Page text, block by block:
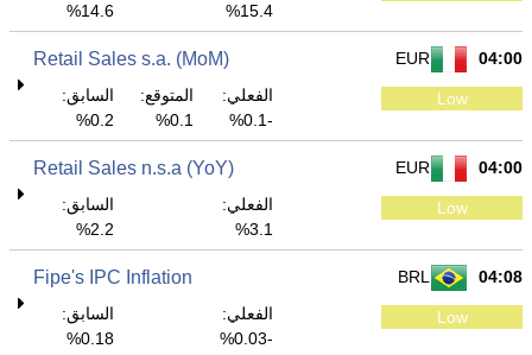
15.4%
14.6%
04:00
EUR
Retail Sales s.a. (MoM)
Low
الفعلي:
-0.1%
المتوقع:
0.1%
السابق:
0.2%
04:00
EUR
Retail Sales n.s.a (YoY)
Low
الفعلي:
3.1%
السابق:
2.2%
04:08
BRL
Fipe's IPC Inflation
Low
الفعلي:
-0.03%
السابق:
0.18%